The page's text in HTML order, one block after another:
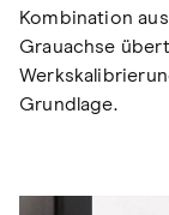
Kombination
Grauachse
Grundlage.